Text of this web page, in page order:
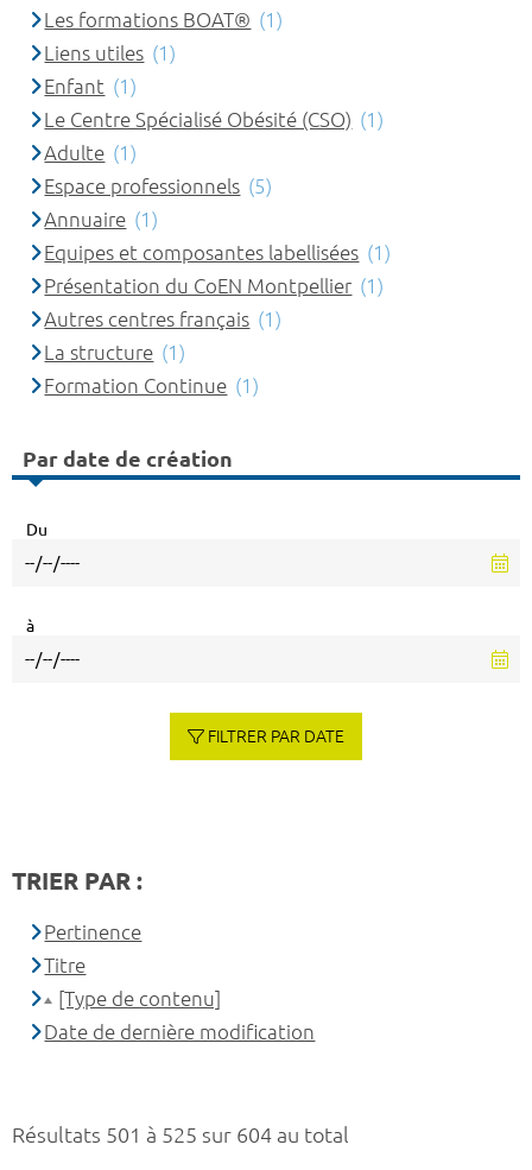
Résultats 501 à 525 sur 604 au total
Les formations BOAT® (1)
Liens utiles (1)
Enfant (1)
Le Centre Spécialisé Obésité (CSO) (1)
Adulte (1)
Espace professionnels (5)
Annuaire (1)
Equipes et composantes labellisées (1)
Présentation du CoEN Montpellier (1)
Autres centres français (1)
La structure (1)
Formation Continue (1)
Par date de création
Du
à
FILTRER PAR DATE
TRIER PAR :
Pertinence
Titre
[Type de contenu]
Date de dernière modification